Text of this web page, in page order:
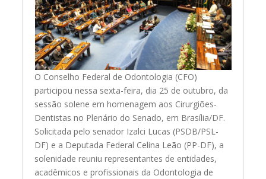
O Conselho Federal de Odontologia (CFO)
participou nessa sexta-feira, dia 25 de outubro, da
sessão solene em homenagem aos Cirurgiões-
Dentistas no Plenário do Senado, em Brasília/DF.
Solicitada pelo senador Izalci Lucas (PSDB/PSL-
DF) e a Deputada Federal Celina Leão (PP-DF), a
solenidade reuniu representantes de entidades,
acadêmicos e profissionais da Odontologia de